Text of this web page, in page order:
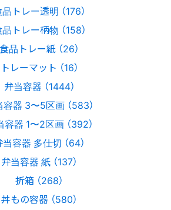
トレー透明 （176）
トレー柄物 （158）
食品トレー紙 （26）
トレーマット （16）
弁当容器 （1444）
器 3〜5区画 （583）
容器 1〜2区画 （392）
当容器 多仕切 （64）
弁当容器 紙 （137）
折箱 （268）
丼もの容器 （580）